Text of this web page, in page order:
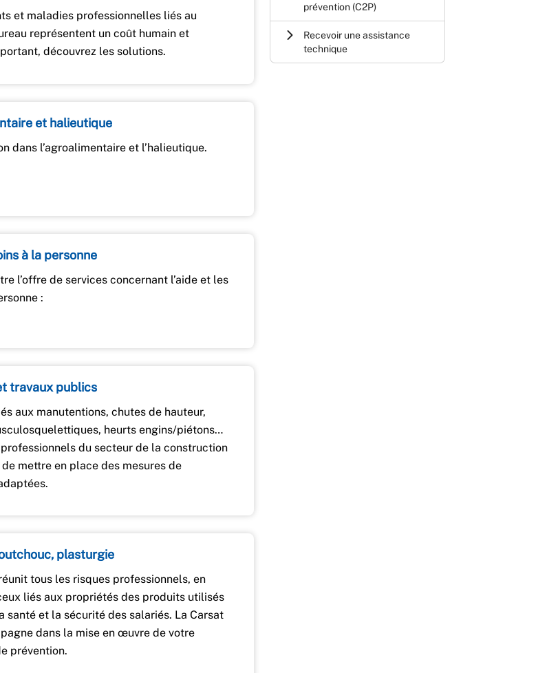
et maladies professionnelles liés au
représentent un coût humain et
découvrez les solutions.
et halieutique
dans l’agroalimentaire et l’halieutique.
à la personne
l’offre de services concernant l’aide et les
:
travaux publics
aux manutentions, chutes de hauteur,
heurts engins/piétons…
du secteur de la construction
mettre en place des mesures de
plasturgie
tous les risques professionnels, en
liés aux propriétés des produits utilisés
santé et la sécurité des salariés. La Carsat
dans la mise en œuvre de votre
prévention.
prévention (C2P)
Recevoir une assistance
technique